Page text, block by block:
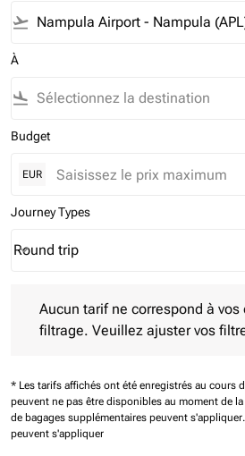
flight_takeoff
À
flight_land
Budget
EUR
Journey Types
Journey Types option Round trip
Round trip
keyboard_arrow_down
Aucun tarif ne correspond à vos
filtrage. Veuillez ajuster vos
* Les tarifs affichés ont été enregistrés au cours
peuvent ne pas être disponibles au moment de
de bagages supplémentaires peuvent s'appliquer.
peuvent s'appliquer